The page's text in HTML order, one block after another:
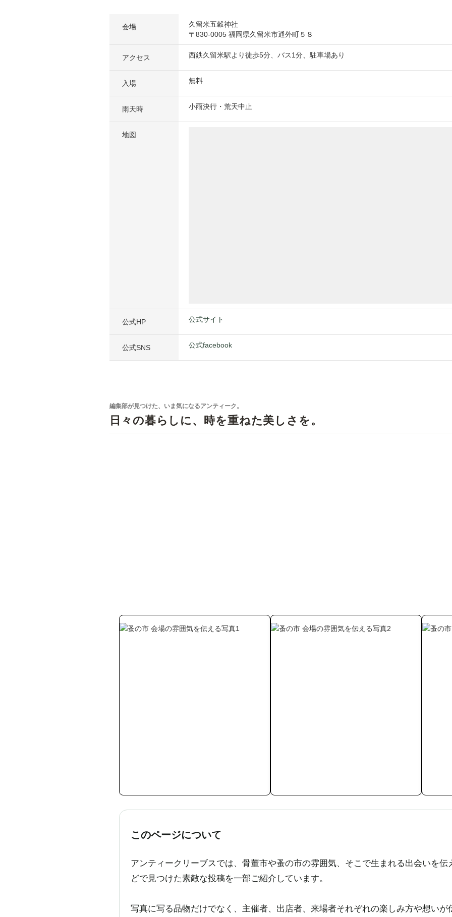
『３つのマルシェのスタンプラリーも同時
?@櫛原駅前マーケット（半田アパート）、
五穀神社・青少年科学館のバス停へは、西
会場
久留米五穀神社
〒830-0005 福岡県久留米市通外町５８
アクセス 西鉄久留米駅より徒歩5分、バス1分、駐車場あり
入場 無料
雨天時 小雨決行・荒天中止
地図
公式HP 公式サイト
公式SNS 公式facebook
編集部が見つけた、いま気になるアンティーク。
日々の暮らしに、時を重ねた美しさを。
このページについて
アンティークリーブスでは、骨董市や蚤の市の雰囲気、そこで生まれる出会いを伝
どで見つけた素敵な投稿を一部ご紹介しています。
写真に写る品物だけでなく、主催者、出店者、来場者それぞれの楽しみ方や想いが